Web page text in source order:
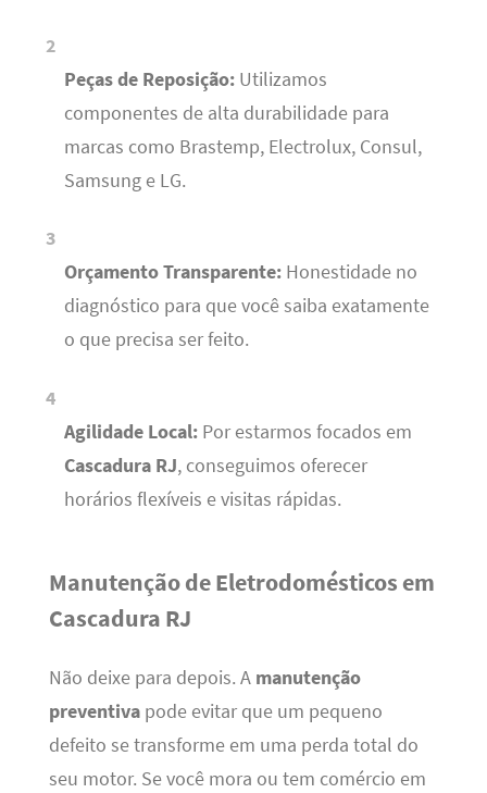
Peças de Reposição:Utilizamos
componentes de alta durabilidade para
marcas como Brastemp, Electrolux, Consul,
Samsung e LG.
Orçamento Transparente:Honestidade no
diagnóstico para que você saiba exatamente
o que precisa ser feito.
Agilidade Local:Por estarmos focados em
Cascadura RJ, conseguimos oferecer
horários flexíveis e visitas rápidas.
Manutenção de Eletrodomésticos em
Cascadura RJ
Não deixe para depois. A manutenção
preventivapode evitar que um pequeno
defeito se transforme em uma perda total do
seu motor. Se você mora ou tem comércio em